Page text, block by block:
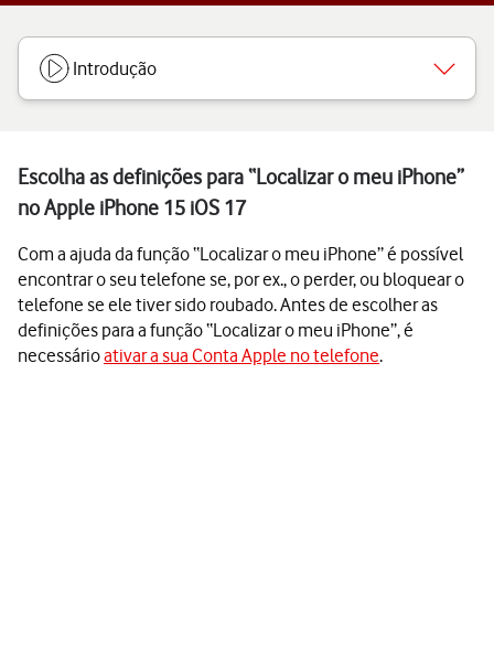
Introdução
Escolha as definições para “Localizar o meu iPhone”
no Apple iPhone 15 iOS 17
Com a ajuda da função “Localizar o meu iPhone” é possível
encontrar o seu telefone se, por ex., o perder, ou bloquear o
telefone se ele tiver sido roubado. Antes de escolher as
definições para a função “Localizar o meu iPhone”, é
necessárioativar a sua Conta Apple no telefone.